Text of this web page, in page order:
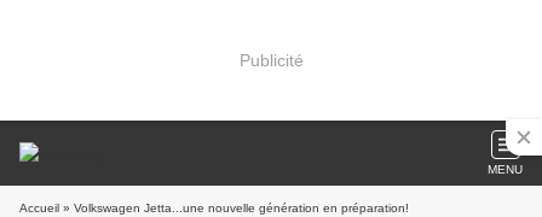
Publicité
MENU
Accueil » Volkswagen Jetta...une nouvelle génération en préparation!